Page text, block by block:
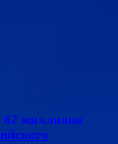
62 миллиона